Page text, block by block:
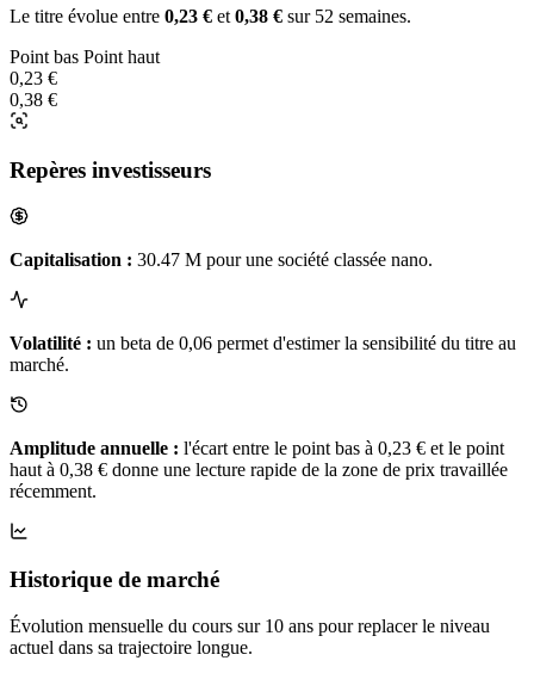
Le titre évolue entre 0,23 € et 0,38 € sur 52 semaines.
Point bas Point haut
0,23 €
0,38 €
Repères investisseurs
Capitalisation : 30.47 M pour une société classée nano.
Volatilité : un beta de 0,06 permet d'estimer la sensibilité du titre au
marché.
Amplitude annuelle : l'écart entre le point bas à 0,23 € et le point
haut à 0,38 € donne une lecture rapide de la zone de prix travaillée
récemment.
Historique de marché
Évolution mensuelle du cours sur 10 ans pour replacer le niveau
actuel dans sa trajectoire longue.